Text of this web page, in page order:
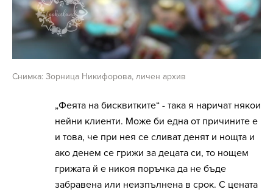
Снимка: Зорница Никифорова, личен архив
„Феята на бисквитките“ - така я наричат някои
нейни клиенти. Може би една от причините е
и това, че при нея се сливат денят и нощта и
ако денем се грижи за децата си, то нощем
грижата й е никоя поръчка да не бъде
забравена или неизпълнена в срок. С цената